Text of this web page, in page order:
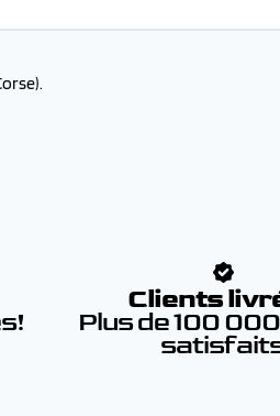
Clients
Plus de 100